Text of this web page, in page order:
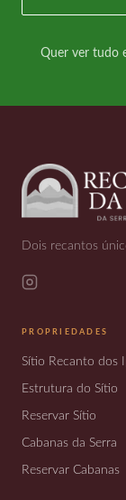
Quer ver tudo
Dois recantos
PROPRIEDADES
Sítio Recanto dos
Estrutura do Sítio
Reservar Sítio
Cabanas da Serra
Reservar Cabanas